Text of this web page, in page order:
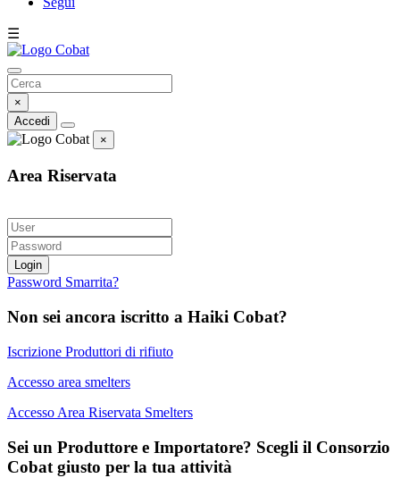
☰
×
Accedi
×
Area Riservata
Login
Password Smarrita?
Non sei ancora iscritto a Haiki Cobat?
Iscrizione Produttori di rifiuto
Accesso area smelters
Accesso Area Riservata Smelters
Sei un Produttore e Importatore? Scegli il Consorzio
Cobat giusto per la tua attività